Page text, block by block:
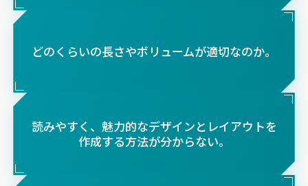
どのくらいの長さやボリュームが適切なのか。
読みやすく、魅力的なデザインとレイアウトを
作成する方法が分からない。